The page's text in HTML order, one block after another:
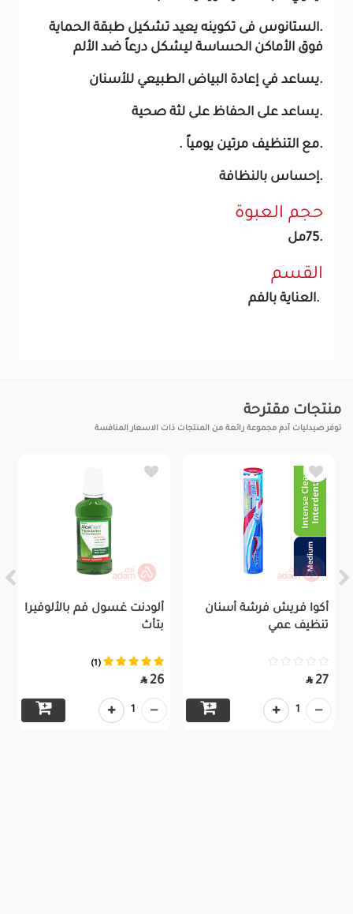
.الستانوس فى تكوينه يعيد تشكيل طبقة الحماية
فوق الأماكن الحساسة ليشكل درعاً ضد الألم
.يساعد في إعادة البياض الطبيعي للأسنان
.يساعد على الحفاظ على لثة صحية
.مع التنظيف مرتين يومياً .
.إحساس بالنظافة
حجم العبوة
.75مل
القسم
.العناية بالفم
منتجات مقترحة
توفر صيدليات آدم مجموعة رائعة من المنتجات ذات الاسعار المنافسة
أكوا فريش فرشة أسنان
تنظيف عمي
27

1
ألودنت غسول فم بالألوفيرا
بتأث
(1)
26

1